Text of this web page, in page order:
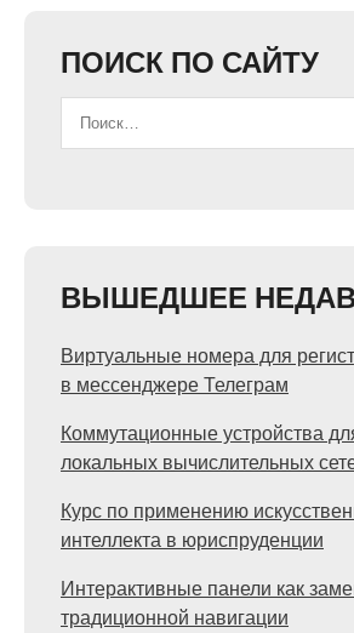
ПОИСК ПО САЙТУ
ВЫШЕДШЕЕ
Виртуальные номера для
в мессенджере Телеграм
Коммутационные устройства
локальных вычислительных
Курс по применению
интеллекта в юриспруденции
Интерактивные панели как
традиционной навигации